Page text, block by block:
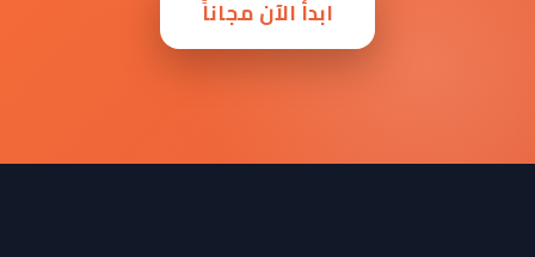
ابدأ الآن مجاناً